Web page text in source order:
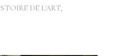
DE L'ART,